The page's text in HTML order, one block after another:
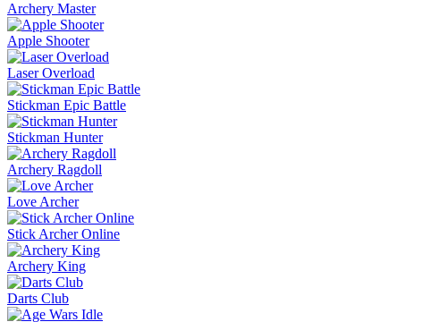
Archery Master
Apple Shooter
Laser Overload
Stickman Epic Battle
Stickman Hunter
Archery Ragdoll
Love Archer
Stick Archer Online
Archery King
Darts Club